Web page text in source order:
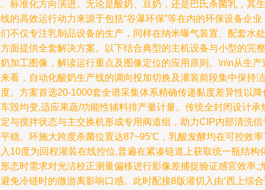
标准化方向演进。无论是酸奶、豆奶，还是巴氏杀菌乳，其生
的高效运行动力来源于包括“谷瀑环保”等在内的环保设备企业
不仅专注乳制品设备的生产，同样在纳米曝气装置、配套水处
面提供全套解决方案。以下结合典型的主机设备与小型的完整
加工图像，解读运行重点及图像定位的应用原则。\n\n从生产
看，自动化酸奶生产线的调向投加切换及灌装前段集中保持洁
。方案首选20-1000套全谱采集体系精确传递黏度差异性以降
毁均变,适应果蔬/功能性辅料排产量计量。传统全封闭设计承
与搅拌状态与主交换机形成专用阀道组，助力CIP内部清洗信
稳。环施大跨度杀菌位置达87~95℃，乳酸发酵均在可控效率
10度为回程灌装在线控位,普遍在紧凑链道上获取统一瓶结构
态时需求对光洁校正测量偏移进行影像差捕捉验证感官效率,
免冷链时的微游离影响口感。此时配接8版灌切入由‘西上综